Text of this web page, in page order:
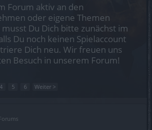
Forum aktiv an den
oder eigene Themen
Du Dich bitte zunächst im
Du noch keinen Spielaccount
Dich neu. Wir freuen uns
Besuch in unserem Forum!
4 5 6 Weiter >